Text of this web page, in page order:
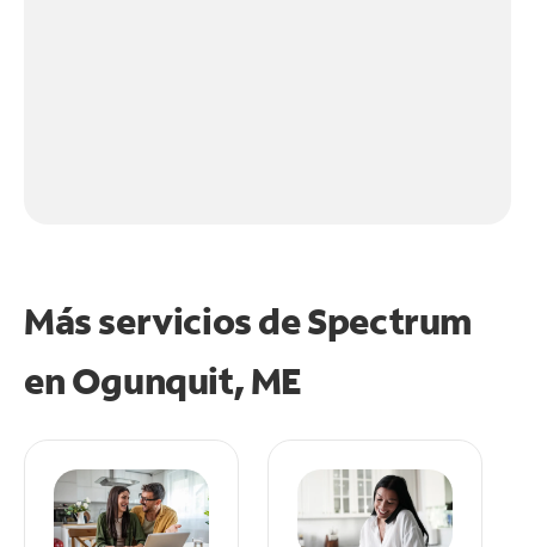
Más servicios de Spectrum
enOgunquit, ME